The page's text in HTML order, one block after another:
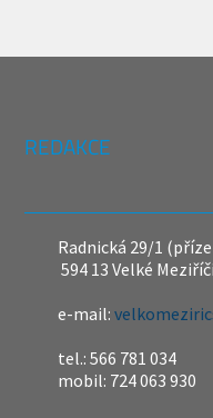
REDAKCE
Radnická 29/1
594 13 Velké
e-mail:
tel.: 566 781 034
mobil: 724 063 930